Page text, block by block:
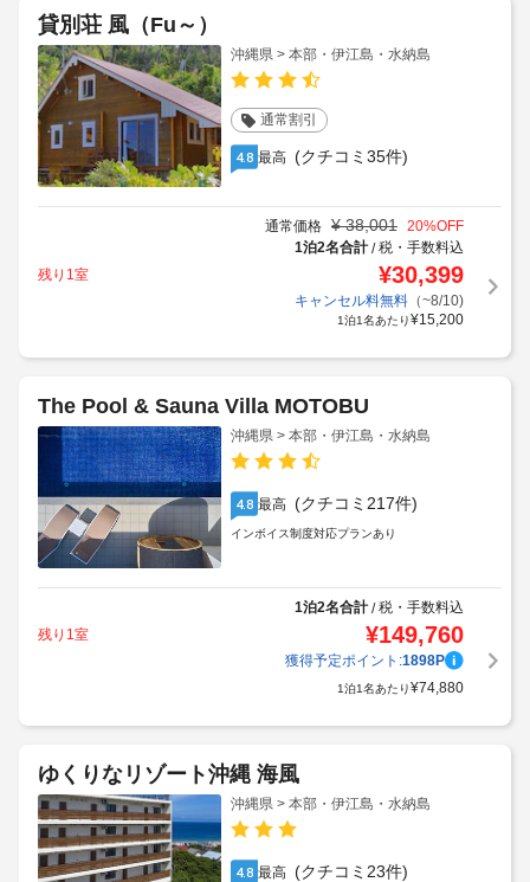
貸別荘 風（Fu～）
沖縄県 > 本部・伊江島・水納島
通常割引
4.8 最高 (クチコミ35件)
通常価格 ¥ 38,001 20%OFF
1泊2名合計/税・手数料込
残り1室
¥30,399
キャンセル料無料（~8/10)
1泊1名あたり¥15,200
The Pool & Sauna Villa MOTOBU
沖縄県 > 本部・伊江島・水納島
4.8 最高 (クチコミ217件)
インボイス制度対応プランあり
1泊2名合計/税・手数料込
残り1室
¥149,760
獲得予定ポイント:1898P
1泊1名あたり¥74,880
ゆくりなリゾート沖縄 海風
沖縄県 > 本部・伊江島・水納島
4.8 最高 (クチコミ23件)